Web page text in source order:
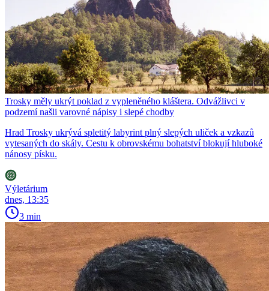
Trosky měly ukrýt poklad z vypleněného kláštera. Odvážlivci v
podzemí našli varovné nápisy i slepé chodby
Hrad Trosky ukrývá spletitý labyrint plný slepých uliček a vzkazů
vytesaných do skály. Cestu k obrovskému bohatství blokují hluboké
nánosy písku.
Výletárium
dnes, 13:35
3 min